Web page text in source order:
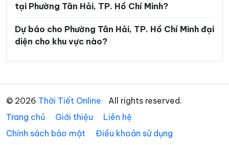
Phường Phú Lâm Phường Phú Lợi
Phường Phú Mỹ Phường Phú Nhuận
Phường Phú Thạnh
Phường Tam Bình
Phường Tam Long Phường Tam Thắng
tại Phường Tân Hải, TP. Hồ Chí Minh?
Dự báo cho Phường Tân Hải, TP. Hồ Chí Minh đại
diện cho khu vực nào?
© 2026 Thời Tiết Online
All rights reserved.
Trang chủ
Giới thiệu
Liên hệ
Chính sách bảo mật
Điều khoản sử dụng